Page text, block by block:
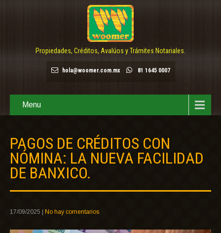
Propiedades, Créditos, Avalúos y Trámites Notariales.
hola@woomer.com.mx 81 1645 0007
Menu
PAGOS DE CRÉDITOS CON
NÓMINA: LA NUEVA FACILIDAD
DE BANXICO.
17/09/2025 No hay comentarios